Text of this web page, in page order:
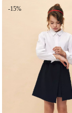
-15%